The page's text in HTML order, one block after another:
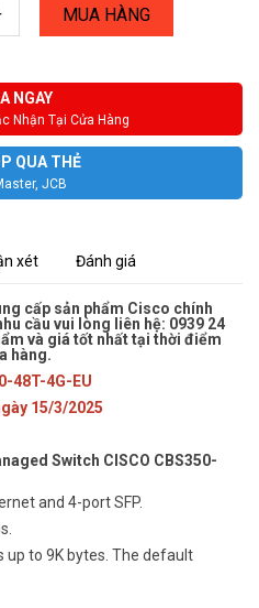
MUA HÀNG
NGAY
Nhận Tại Cửa Hàng
QUA THẺ
JCB
xét Đánh giá
cấp sản phẩm Cisco chính
cầu vui lòng liên hệ: 0939 24
và giá tốt nhất tại thời điểm
hàng.
48T-4G-EU
15/3/2025
Switch CISCO CBS350-
and 4-port SFP.
up to 9K bytes. The default